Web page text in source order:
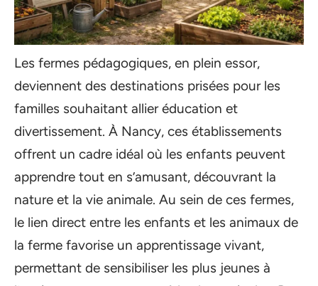
Les fermes pédagogiques, en plein essor,
deviennent des destinations prisées pour les
familles souhaitant allier éducation et
divertissement. À Nancy, ces établissements
offrent un cadre idéal où les enfants peuvent
apprendre tout en s’amusant, découvrant la
nature et la vie animale. Au sein de ces fermes,
le lien direct entre les enfants et les animaux de
la ferme favorise un apprentissage vivant,
permettant de sensibiliser les plus jeunes à